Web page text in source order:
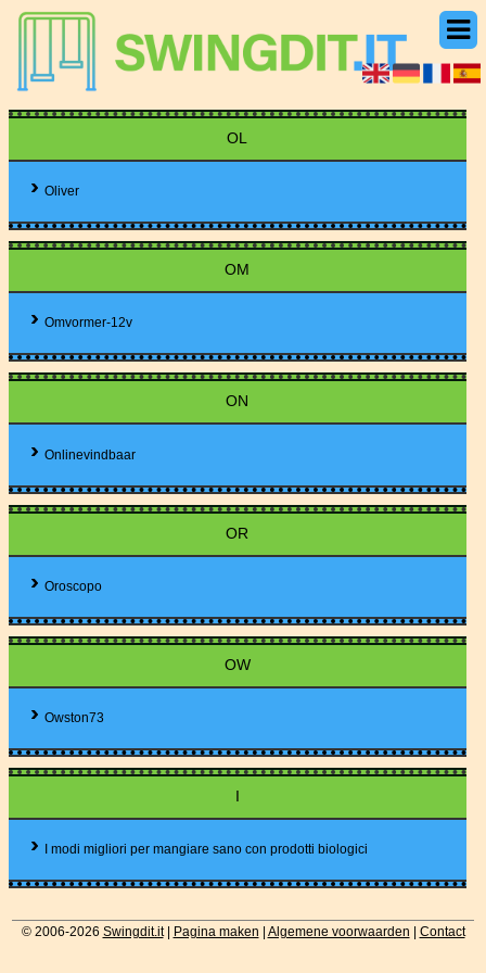
OL
Oliver
OM
Omvormer-12v
ON
Onlinevindbaar
OR
Oroscopo
OW
Owston73
I
I modi migliori per mangiare sano con prodotti biologici
© 2006-2026 Swingdit.it| Pagina maken Algemene voorwaarden Contact